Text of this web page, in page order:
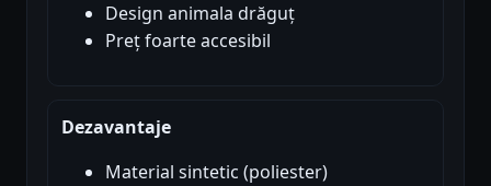
Design animala drăguț
Preț foarte accesibil
Dezavantaje
Material sintetic (poliester)